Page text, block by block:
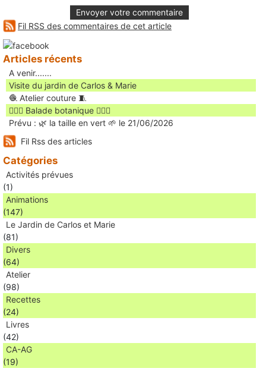
Envoyer votre commentaire
Fil RSS des commentaires de cet article
Articles récents
A venir.......
Visite du jardin de Carlos & Marie
🧶 Atelier couture 🧵
🚶🏻‍♀️ Balade botanique 🚶🏻‍♂️
Prévu : 🌿 la taille en vert 🌱 le 21/06/2026
Fil Rss des articles
Catégories
Activités prévues
(1)
Animations
(147)
Le Jardin de Carlos et Marie
(81)
Divers
(64)
Atelier
(98)
Recettes
(24)
Livres
(42)
CA-AG
(19)